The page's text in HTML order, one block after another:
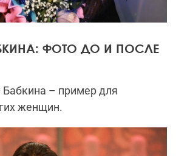
ФОТО ДО И ПОСЛЕ
– пример для
женщин.